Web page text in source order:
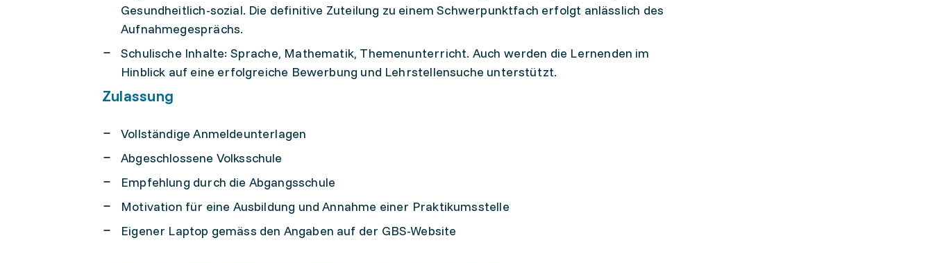
Gesundheitlich-sozial. Die definitive Zuteilung zu einem Schwerpunktfach erfolgt anlässlich des
Aufnahmegesprächs.
Schulische Inhalte: Sprache, Mathematik, Themenunterricht. Auch werden die Lernenden im
Hinblick auf eine erfolgreiche Bewerbung und Lehrstellensuche unterstützt.
Zulassung
Vollständige Anmeldeunterlagen
Abgeschlossene Volksschule
Empfehlung durch die Abgangsschule
Motivation für eine Ausbildung und Annahme einer Praktikumsstelle
Eigener Laptop gemäss den Angaben auf der GBS-Website